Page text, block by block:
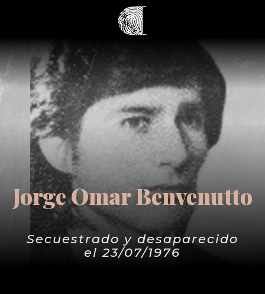
Jorge Omar Benvenutto
Secuestrado y desaparecido
el 23/07/1976